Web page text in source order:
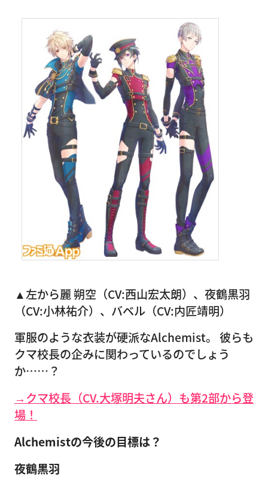
▲左から麗 朔空（CV:西山宏太朗）、夜鶴黒羽
（CV:小林祐介）、バベル（CV:内匠靖明）
軍服のような衣装が硬派なAlchemist。 彼らも
クマ校長の企みに関わっているのでしょう
か……？
→クマ校長（CV.大塚明夫さん）も第2部から登
場！
Alchemistの今後の目標は？
夜鶴黒羽